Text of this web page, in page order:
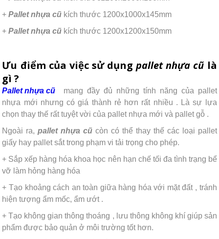
+Pallet nhựa cũ kích thước 1200x1000x145mm
+Pallet nhựa cũ kích thước 1200x1200x150mm
Ưu điểm của việc sử dụngpallet nhựa cũ là
gì ?
Pallet nhựa cũ
mang đầy đủ những tính năng của pallet
nhựa mới nhưng có giá thành rẻ hơn rất nhiều . Là sự lựa
chọn thay thế rất tuyệt vời của pallet nhựa mới và pallet gỗ .
Ngoài ra,pallet nhựa cũ còn có thể thay thế các loại pallet
giấy hay pallet sắt trong phạm vi tải trọng cho phép.
+ Sắp xếp hàng hóa khoa học nên hạn chế tối đa tình trạng bể
vỡ làm hỏng hàng hóa
+ Tạo khoảng cách an toàn giữa hàng hóa với mặt đất , tránh
hiện tượng ẩm mốc, ẩm ướt .
+ Tạo không gian thông thoáng , lưu thông không khí giúp sản
phẩm được bảo quản ở môi trường tốt hơn.